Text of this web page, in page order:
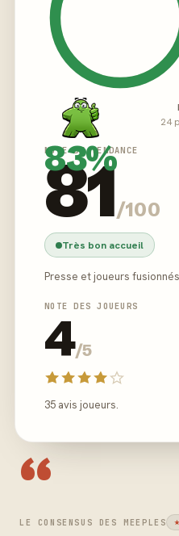
83%
24
NOTE DE TENDANCE
81/100
Très bon accueil
Presse et joueurs
NOTE DES JOUEURS
4/5
35 avis joueurs.
“
LE CONSENSUS DES MEEPLES